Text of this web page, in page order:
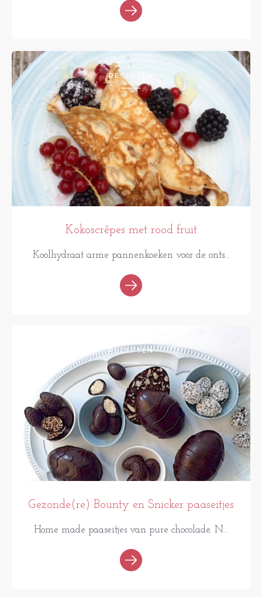
RECEPTEN
Kokoscrêpes met rood fruit
Koolhydraat arme pannenkoeken voor de onts...
RECEPTEN
Gezonde(re) Bounty en Snicker paaseitjes
Home made paaseitjes van pure chocolade. N...